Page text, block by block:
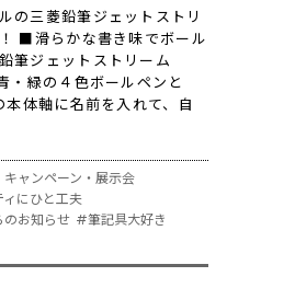
の三菱鉛筆ジェットストリ
■滑らかな書き味でボール
筆ジェットストリーム
・緑の４色ボールペンと
体軸に名前を入れて、自
ャンペーン・展示会
にひと工夫
お知らせ #筆記具大好き